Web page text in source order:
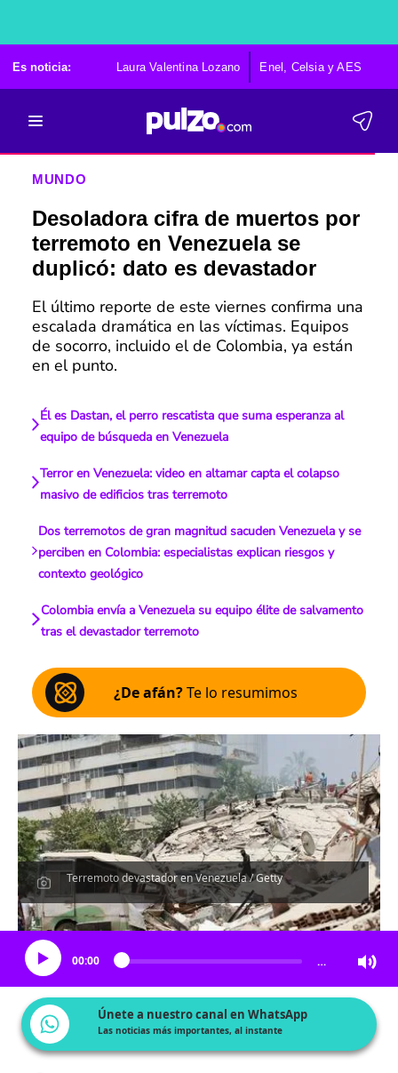
Es noticia: Laura Valentina Lozano Enel, Celsia y AES
MUNDO
Desoladora cifra de muertos por
terremoto en Venezuela se
duplicó: dato es devastador
El último reporte de este viernes confirma una
escalada dramática en las víctimas. Equipos
de socorro, incluido el de Colombia, ya están
en el punto.
Él es Dastan, el perro rescatista que suma esperanza al
equipo de búsqueda en Venezuela
Terror en Venezuela: video en altamar capta el colapso
masivo de edificios tras terremoto
Dos terremotos de gran magnitud sacuden Venezuela y se
perciben en Colombia: especialistas explican riesgos y
contexto geológico
Colombia envía a Venezuela su equipo élite de salvamento
tras el devastador terremoto
¿De afán?Te lo resumimos
Terremoto devastador en Venezuela / Getty
Escucha el artículo
00:00 …
Únete a nuestro canal en WhatsApp
Las noticias más importantes, al instante